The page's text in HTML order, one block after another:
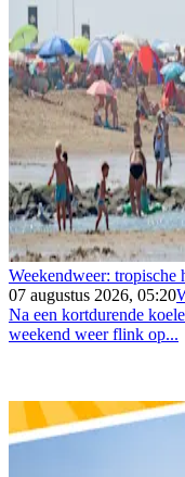
Weekendweer: tropische
07 augustus 2026, 05:20
Na een kortdurende
weekend weer flink op...